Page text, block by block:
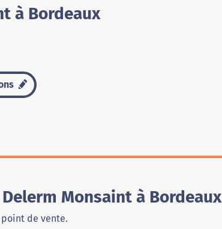
à Bordeaux
Monsaint à Bordeaux
de vente.